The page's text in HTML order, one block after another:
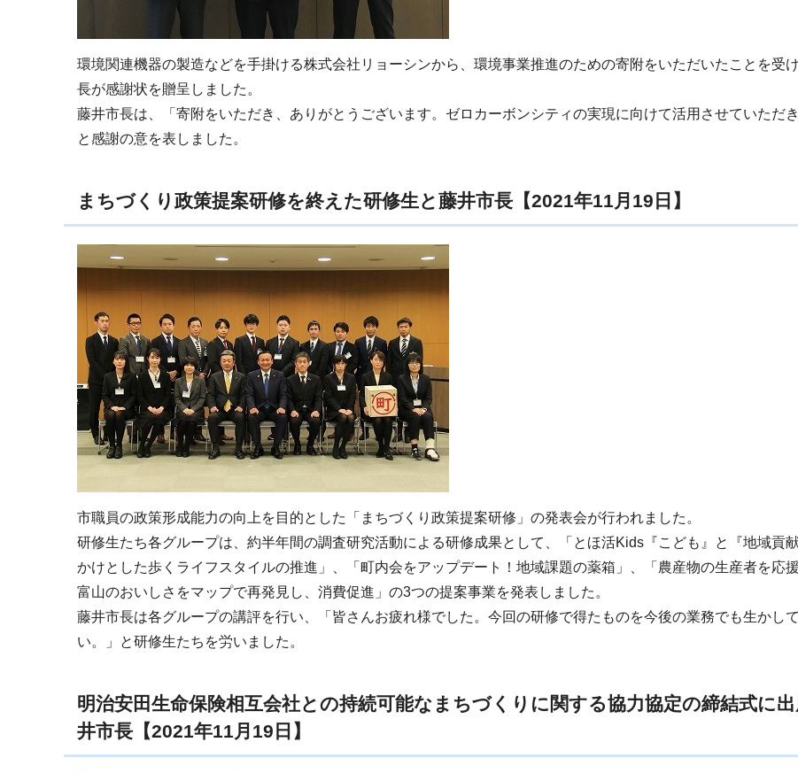
環境関連機器の製造などを手掛ける株式会社リョーシンから、環境事業推進のための寄附をいただいたことを受
長が感謝状を贈呈しました。
藤井市長は、「寄附をいただき、ありがとうございます。ゼロカーボンシティの実現に向けて活用させていただき
と感謝の意を表しました。
まちづくり政策提案研修を終えた研修生と藤井市長【2021年11月19日】
市職員の政策形成能力の向上を目的とした「まちづくり政策提案研修」の発表会が行われました。
研修生たち各グループは、約半年間の調査研究活動による研修成果として、「とほ活Kids『こども』と『地域貢
かけとした歩くライフスタイルの推進」、「町内会をアップデート！地域課題の薬箱」、「農産物の生産者を応援
富山のおいしさをマップで再発見し、消費促進」の3つの提案事業を発表しました。
藤井市長は各グループの講評を行い、「皆さんお疲れ様でした。今回の研修で得たものを今後の業務でも生かし
い。」と研修生たちを労いました。
明治安田生命保険相互会社との持続可能なまちづくりに関する協力協定の締結式に
井市長【2021年11月19日】